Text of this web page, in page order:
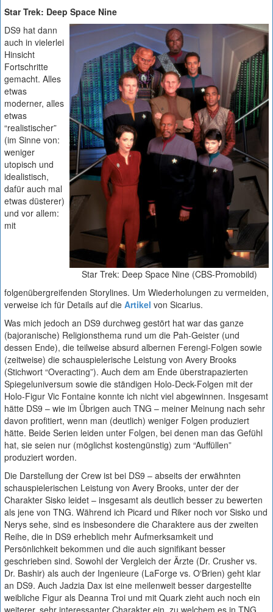
Star Trek: Deep Space Nine
Star Trek: Deep Space Nine (CBS-Promobild)
DS9 hat dann
auch in vielerlei
Hinsicht
Fortschritte
gemacht. Alles
etwas
moderner, alles
etwas
“realistischer”
(im Sinne von:
weniger
utopisch und
idealistisch,
dafür auch mal
etwas düsterer)
und vor allem:
mit
folgenübergreifenden Storylines. Um Wiederholungen zu vermeiden,
verweise ich für Details auf die Artikel von Sicarius.
Was mich jedoch an DS9 durchweg gestört hat war das ganze
(bajoranische) Religionsthema rund um die Pah-Geister (und
dessen Ende), die teilweise absurd albernen Ferengi-Folgen sowie
(zeitweise) die schauspielerische Leistung von Avery Brooks
(Stichwort “Overacting”). Auch dem am Ende überstrapazierten
Spiegeluniversum sowie die ständigen Holo-Deck-Folgen mit der
Holo-Figur Vic Fontaine konnte ich nicht viel abgewinnen. Insgesamt
hätte DS9 – wie im Übrigen auch TNG – meiner Meinung nach sehr
davon profitiert, wenn man (deutlich) weniger Folgen produziert
hätte. Beide Serien leiden unter Folgen, bei denen man das Gefühl
hat, sie seien nur (möglichst kostengünstig) zum “Auffüllen”
produziert worden.
Die Darstellung der Crew ist bei DS9 – abseits der erwähnten
schauspielerischen Leistung von Avery Brooks, unter der der
Charakter Sisko leidet – insgesamt als deutlich besser zu bewerten
als jene von TNG. Während ich Picard und Riker noch vor Sisko und
Nerys sehe, sind es insbesondere die Charaktere aus der zweiten
Reihe, die in DS9 erheblich mehr Aufmerksamkeit und
Persönlichkeit bekommen und die auch signifikant besser
geschrieben sind. Sowohl der Vergleich der Ärzte (Dr. Crusher vs.
Dr. Bashir) als auch der Ingenieure (LaForge vs. O‘Brien) geht klar
an DS9. Auch Jadzia Dax ist eine meilenweit besser dargestellte
weibliche Figur als Deanna Troi und mit Quark zieht auch noch ein
weiterer, sehr interessanter Charakter ein, zu welchem es in TNG